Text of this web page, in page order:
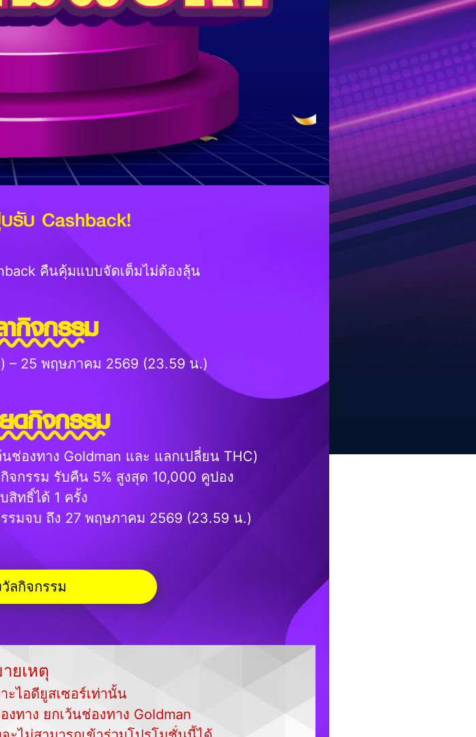
รับ Cashback!
คืนคุ้มแบบจัดเต็มไม่ต้องลุ้น
ากิจกรรม
– 25 พฤษภาคม 2569 (23.59 น.)
ดกิจกรรม
ช่องทาง Goldman และ แลกเปลี่ยน THC)
จกรรม รับคืน 5% สูงสุด 10,000 คูปอง
สิทธิ์ได้ 1 ครั้ง
รมจบ ถึง 27 พฤษภาคม 2569 (23.59 น.)
ลกิจกรรม
ยเหตุ
ะไอดียูสเซอร์เท่านั้น
ทาง ยกเว้นช่องทาง Goldman